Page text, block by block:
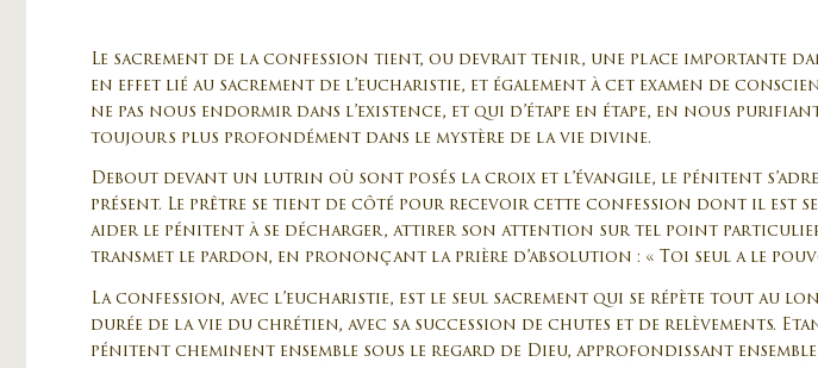
Le sacrement de la confession tient, ou devrait tenir, une place importante
en effet lié au sacrement de l’eucharistie, et également à cet examen de
ne pas nous endormir dans l’existence, et qui d’étape en étape, en nous
toujours plus profondément dans le mystère de la vie divine.
Debout devant un lutrin où sont posés la croix et l’évangile, le pénitent
présent. Le prêtre se tient de côté pour recevoir cette confession dont il est
aider le pénitent à se décharger, attirer son attention sur tel point particulier,
transmet le pardon, en prononçant la prière d’absolution : « Toi seul a le
La confession, avec l’eucharistie, est le seul sacrement qui se répète tout au
durée de la vie du chrétien, avec sa succession de chutes et de relèvements.
pénitent cheminent ensemble sous le regard de Dieu, approfondissant